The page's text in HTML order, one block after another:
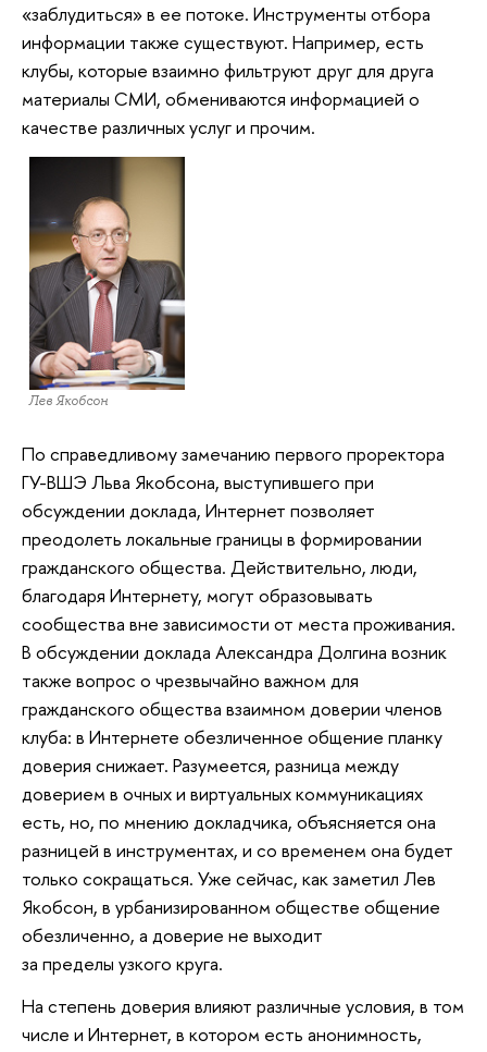
«заблудиться» в ее потоке. Инструменты отбора
информации также существуют. Например, есть
клубы, которые взаимно фильтруют друг для друга
материалы СМИ, обмениваются информацией о
качестве различных услуг и прочим.
Лев Якобсон
По справедливому замечанию первого проректора
ГУ-ВШЭ Льва Якобсона, выступившего при
обсуждении доклада, Интернет позволяет
преодолеть локальные границы в формировании
гражданского общества. Действительно, люди,
благодаря Интернету, могут образовывать
сообщества вне зависимости от места проживания.
В обсуждении доклада Александра Долгина возник
также вопрос о чрезвычайно важном для
гражданского общества взаимном доверии членов
клуба: в Интернете обезличенное общение планку
доверия снижает. Разумеется, разница между
доверием в очных и виртуальных коммуникациях
есть, но, по мнению докладчика, объясняется она
разницей в инструментах, и со временем она будет
только сокращаться. Уже сейчас, как заметил Лев
Якобсон, в урбанизированном обществе общение
обезличенно, а доверие не выходит
за пределы узкого круга.
На степень доверия влияют различные условия, в том
числе и Интернет, в котором есть анонимность,